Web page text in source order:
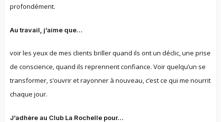
profondément.
Au travail, j’aime que…
voir les yeux de mes clients briller quand ils ont un déclic, une prise
de conscience, quand ils reprennent confiance. Voir quelqu’un se
transformer, s’ouvrir et rayonner à nouveau, c’est ce qui me nourrit
chaque jour.
J’adhère au Club La Rochelle pour…